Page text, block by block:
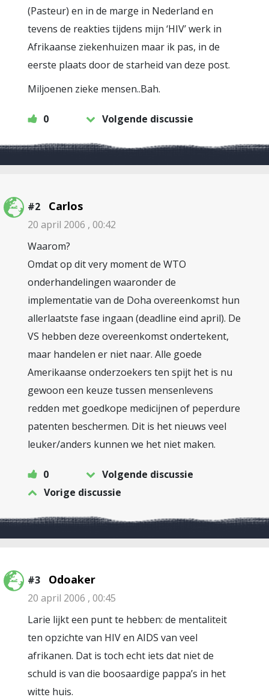
(Pasteur) en in de marge in Nederland en
tevens de reakties tijdens mijn ‘HIV’ werk in
Afrikaanse ziekenhuizen maar ik pas, in de
eerste plaats door de starheid van deze post.
Miljoenen zieke mensen..Bah.
0 Volgende discussie
#2 Carlos
20 april 2006 , 00:42
Waarom?
Omdat op dit very moment de WTO
onderhandelingen waaronder de
implementatie van de Doha overeenkomst hun
allerlaatste fase ingaan (deadline eind april). De
VS hebben deze overeenkomst ondertekent,
maar handelen er niet naar. Alle goede
Amerikaanse onderzoekers ten spijt het is nu
gewoon een keuze tussen mensenlevens
redden met goedkope medicijnen of peperdure
patenten beschermen. Dit is het nieuws veel
leuker/anders kunnen we het niet maken.
0
Volgende discussie
Vorige discussie
#3 Odoaker
20 april 2006 , 00:45
Larie lijkt een punt te hebben: de mentaliteit
ten opzichte van HIV en AIDS van veel
afrikanen. Dat is toch echt iets dat niet de
schuld is van die boosaardige pappa’s in het
witte huis.